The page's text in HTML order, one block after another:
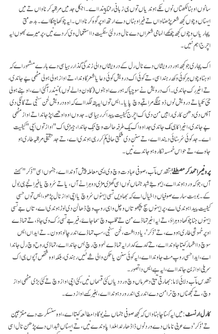
سانوں اوہنا لکھتاں نوں نکے ہوندیاں توں ہی زبانی رٹنا پیندا اے۔ اجکل جد میں مراقبہ کرنا واں تے میں
ایہناں وچوں کجھ شعر پڑھنا واں تے فیر اوہناں دے ارتھ اوپر گوہ کرنا واں۔ ایہ چوکھا چنگا اے۔ بدھ متی
پجاریاں وچوں کجھ چوکھے الہامی شعراں دے نال ورد لئی سنگیت دا استعمال وی کردے نیں، پر میرے بھوں ایہ
اچرج اہم نئیں۔
اک پجاری جو کجھ ہور درویشاں دے نال رل کے درویشاں والی زندگی گذار رہیا سی دے بارے مشہور اے کہ
اوہنا وچوں ہر کوئی وکھ رہندا سی، تے کوئی اک درویش کوئی دعا یا شعر گاوندا، تے اواز ہولی ہولی مٹھی پے جاندی،
تے اخیر رک جاندی۔ اک درویش نے سوچیا کہ ہورے اوہنوں (گاون والےنوں) نیندر آ گئی اے، اوہنے ہولی
جئی تکیا تے درویش نوں ڈوہنگے مراقبے وچ پایا۔ ایس توں ایہ پتہ لگدا اے کہ اوہ درویش لحن سنجی تے گائکی دی
آپس دی دھن کاری راہیں من دی اک اچرج کیفیت پیدا کر رہیا سی۔ جدوں اوہ اوتھے اپڑ جاندا تے اواز مٹھی
پے جاندی، اخیر اکا ہی مُک جاندی جد اوہ اک یک طرفہ حالت وچ ٹِک جاندا، جیہڑی اک "اواز توں اُچی" کیفیت
اے۔ جد کوئی سُر سنائی دیندا اے، تے سنن دی شکتی حالی کم کر رہی ہوندی اے، تے جد حقیقی مراقبہ طاری ہو
جاوے، تے حواس خمسہ نکارہ ہو جاندے نیں۔
پروفیسر احمد کرمصطفےٰ: تقدس مآب، صوفی عبادت وچ وی ایہی معاملہ پیش آوندا اے، جنہوں اسی "ذکر" کہنے
آں، جو کہ ورد ہوندا اے، ایہو جۓ شبد جنہاں نوں اسی گھڑی مڑی دوہرانے آں، یا تے سُر وچ یا فیر انجے ہی بول
کے۔ بوہت سارے صوفیاں دا خیال اے کہ بھاویں تسی ایہنوں سُر وچ یا اچی اواز نال پڑھو، ایس توں حسی
کیفیت پیدا ہوندی اے، پر ایہنوں سچ پچھو تاں وچل واہی روپ وچ ڈھالن دی لوڑ ہوندی اے، تاں جے تسی
ایہنوں جنا چوکھا دوہراؤ، تے ایہ اخیر تہاڈے من تے قلب وچ سما جاۓ، فیر جے تسی رُک وی جاؤ، تے تہاڈے
اوپر خموشی طاری ہووے، تے 'ذکر'، یاد داشت، لحن سنجی، سب تہاڈے اندر چالو ہوون۔ تے ایداں ایس
سوچ دا اظہار کیتا جاوندا اے، تے کدے کدار ایہ تہاڈے لہو وچ رچ بس جاندا اے، تہاڈی روح وچ رل جاندا
اے، ایدا حسی روپ مٹ جاوندا اے، ایہ کوئی سنن یا تکن والی شے نئیں رہندی، بلکہ اوہ شخص آپوں ہی اک
سریلی اواز بن جاندا اے، ایہ ہے ایس دا تصور۔
تقدس مآب دلائی لاما: بھارتی تبتی دھرماں وچ ورد دیاں کئی قسماں نیں، کئی اچی اواز وچ تے کئی بڑی مٹھی اواز
وچ، تے کجھناں وچ نرا من دے اندر ہی اندر ورد ہوندا اے، بغیر کسے اواز دے۔
کارل ارنسٹ: میں ایہ کہنا چاہنا واں کہ کجھ صوفی جنہاں نے یوگا دا مطالعہ کیتا اے، اوہ سنسکرت دے منتر جپن
تے 'ذکر' دے عربی ناماں دے ورد نوں ڈاڈھا رلدا ملدا پاوندے نیں، تے ایہناں شبداں دے پڑھن نال اسی